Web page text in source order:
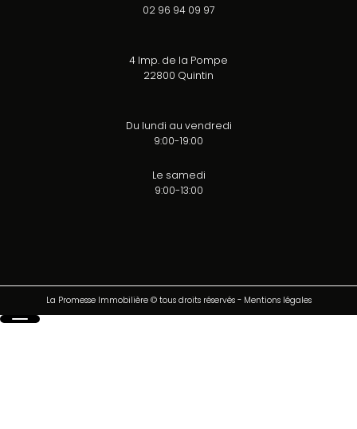
02 96 94 09 97
4 Imp. de la Pompe
22800 Quintin
Du lundi au vendredi
9:00-19:00
Le samedi
9:00-13:00
La Promesse Immobilière © tous droits réservés- Mentions légales